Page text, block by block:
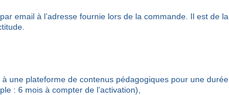
email à l’adresse fournie lors de la commande. Il est de la
une plateforme de contenus pédagogiques pour une durée
: 6 mois à compter de l’activation),